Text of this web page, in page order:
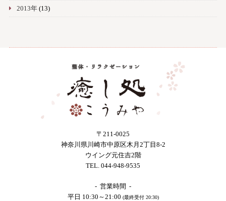
2013年(13)
〒211-0025
神奈川県川崎市中原区木月2丁目8-2
ウイング元住吉2階
TEL. 044-948-9535
- 営業時間 -
平日 10:30～21:00 (最終受付 20:30)